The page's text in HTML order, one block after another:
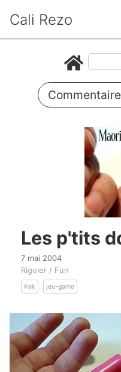
Cali Rezo
Les p'tits
7 mai 2004
Rigoler / Fun
Kek jeu-game